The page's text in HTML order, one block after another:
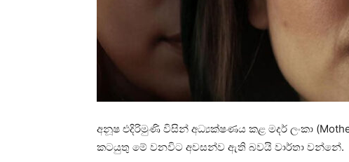
අනූෂ එදිරිමුණි විසින් අධ්‍යක්ෂණය කළ මදර් ලංකා
කටයුතු මේ වනවිට අවසන්ව ඇති බවයි වාර්තා වන්නේ.